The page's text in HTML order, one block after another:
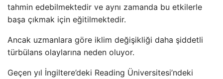
tahmin edebilmektedir ve aynı zamanda bu etkilerle
başa çıkmak için eğitilmektedir.
Ancak uzmanlara göre iklim değişikliği daha şiddetli
türbülans olaylarına neden oluyor.
Geçen yıl İngiltere’deki Reading Üniversitesi’ndeki